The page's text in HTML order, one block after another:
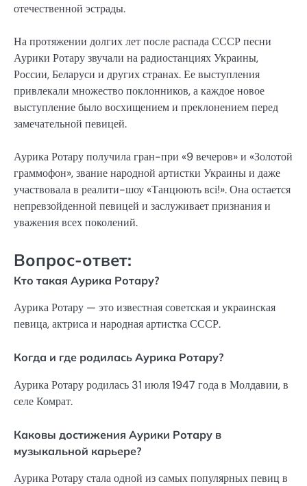
отечественной эстрады.
На протяжении долгих лет после распада СССР песни
Аурики Ротару звучали на радиостанциях Украины,
России, Беларуси и других странах. Ее выступления
привлекали множество поклонников, а каждое новое
выступление было восхищением и преклонением перед
замечательной певицей.
Аурика Ротару получила гран-при «9 вечеров» и «Золотой
граммофон», звание народной артистки Украины и даже
участвовала в реалити-шоу «Танцюють всі!». Она остается
непревзойденной певицей и заслуживает признания и
уважения всех поколений.
Вопрос-ответ:
Кто такая Аурика Ротару?
Аурика Ротару — это известная советская и украинская
певица, актриса и народная артистка СССР.
Когда и где родилась Аурика Ротару?
Аурика Ротару родилась 31 июля 1947 года в Молдавии, в
селе Комрат.
Каковы достижения Аурики Ротару в
музыкальной карьере?
Аурика Ротару стала одной из самых популярных певиц в